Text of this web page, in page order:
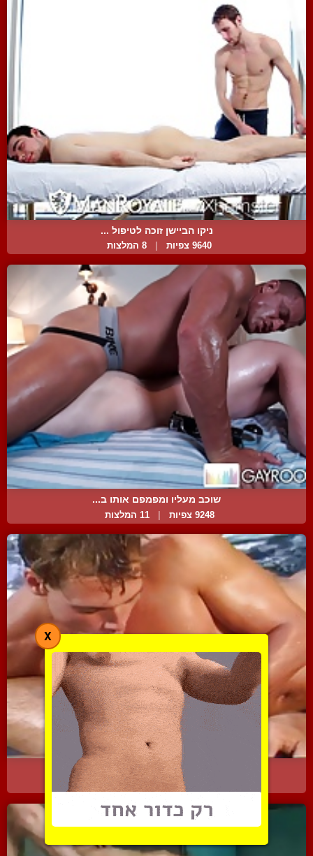
ניקו הביישן זוכה לטיפול ...
9640 צפיות 8 המלצות
שוכב מעליו ומפמפם אותו ב...
9248 צפיות 11 המלצות
קפצו פנימה, בחורים
| 3 המלצות
X